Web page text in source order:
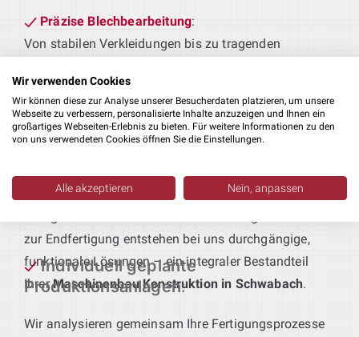
Präzise Blechbearbeitung:
Von stabilen Verkleidungen bis zu tragenden
passgenau an Ihre Fertigungsabläufe und
Qualitätsstandards angepasst sind.
Sie geben das Produkt vor – wir liefern die passende
zur Endfertigung entstehen bei uns durchgängige,
funktionale Lösungen – ein integraler Bestandteil
IhrerMaschinenbau Konstruktion in Schwabach.
Individuell geplante
Produktionsanlagen:
Wir analysieren gemeinsam Ihre Fertigungsprozesse
Wir verwenden Cookies
Wir können diese zur Analyse unserer Besucherdaten platzieren, um unsere
Webseite zu verbessern, personalisierte Inhalte anzuzeigen und Ihnen ein
großartiges Webseiten-Erlebnis zu bieten. Für weitere Informationen zu den
von uns verwendeten Cookies öffnen Sie die Einstellungen.
Alle akzeptieren Nein, anpassen